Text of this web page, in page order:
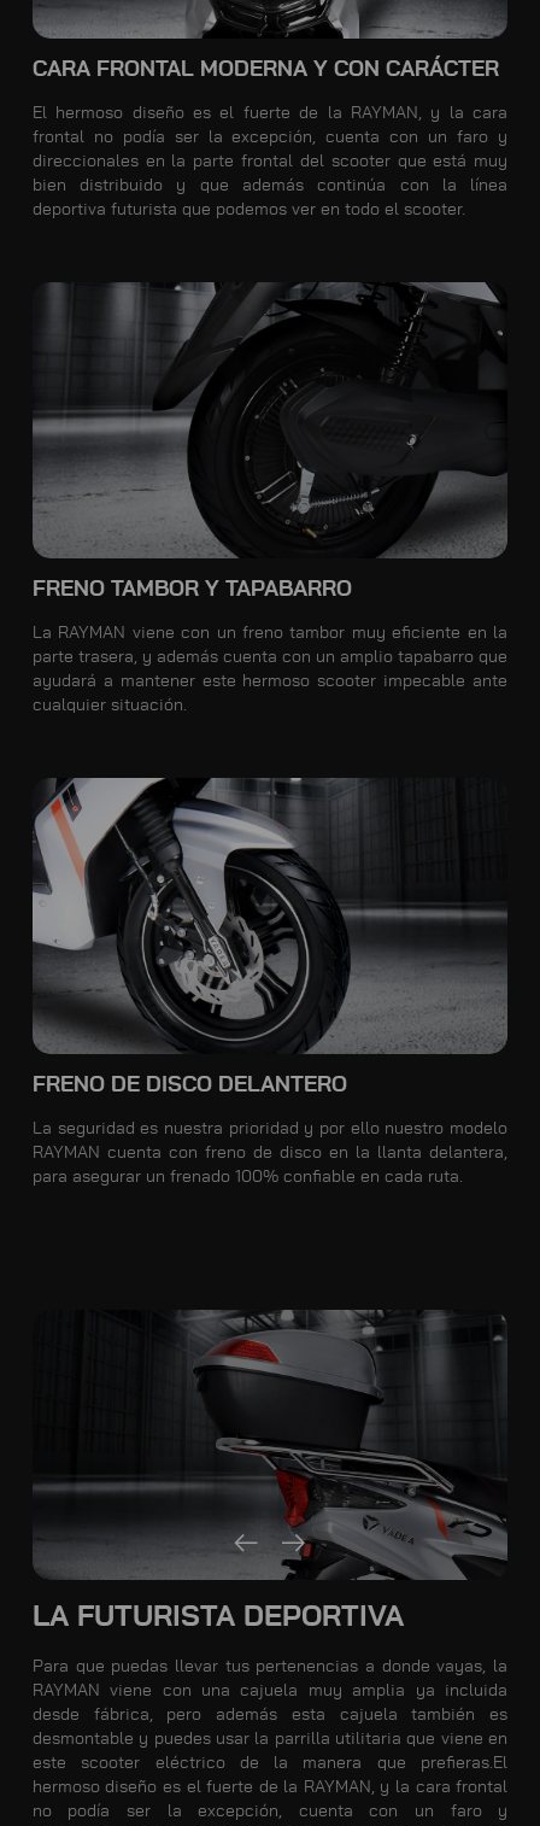
CARA FRONTAL MODERNA Y CON CARÁCTER
El hermoso diseño es el fuerte de la RAYMAN, y la cara
frontal no podía ser la excepción, cuenta con un faro y
direccionales en la parte frontal del scooter que está muy
bien distribuido y que además continúa con la línea
deportiva futurista que podemos ver en todo el scooter.
FRENO TAMBOR Y TAPABARRO
La RAYMAN viene con un freno tambor muy eficiente en la
parte trasera, y además cuenta con un amplio tapabarro que
ayudará a mantener este hermoso scooter impecable ante
cualquier situación.
FRENO DE DISCO DELANTERO
La seguridad es nuestra prioridad y por ello nuestro modelo
RAYMAN cuenta con freno de disco en la llanta delantera,
para asegurar un frenado 100% confiable en cada ruta.
LA FUTURISTA DEPORTIVA
Para que puedas llevar tus pertenencias a donde vayas, la
RAYMAN viene con una cajuela muy amplia ya incluida
desde fábrica, pero además esta cajuela también es
desmontable y puedes usar la parrilla utilitaria que viene en
este scooter eléctrico de la manera que prefieras.El
hermoso diseño es el fuerte de la RAYMAN, y la cara frontal
no podía ser la excepción, cuenta con un faro y